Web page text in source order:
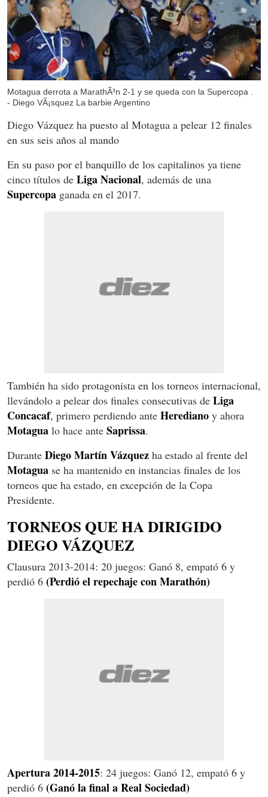
Motagua derrota a MarathÃ³n 2-1 y se queda con la Supercopa .
- Diego VÃ¡squez La barbie Argentino
Diego Vázquez ha puesto al Motagua a pelear 12 finales
en sus seis años al mando
En su paso por el banquillo de los capitalinos ya tiene
cinco títulos de Liga Nacional, además de una
Supercopa ganada en el 2017.
También ha sido protagonista en los torneos internacional,
llevándolo a pelear dos finales consecutivas de Liga
Concacaf, primero perdiendo ante Herediano y ahora
Motagua lo hace ante Saprissa.
Durante Diego Martín Vázquez ha estado al frente del
Motagua se ha mantenido en instancias finales de los
torneos que ha estado, en excepción de la Copa
Presidente.
TORNEOS QUE HA DIRIGIDO
DIEGO VÁZQUEZ
Clausura 2013-2014: 20 juegos: Ganó 8, empató 6 y
perdió 6 (Perdió el repechaje con Marathón)
Apertura 2014-2015: 24 juegos: Ganó 12, empató 6 y
perdió 6 (Ganó la final a Real Sociedad)